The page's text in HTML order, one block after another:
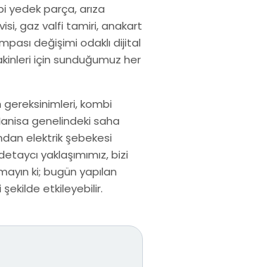
yedek parça, arıza
gaz valfi tamiri, anakart
değişimi odaklı dijital
için sunduğumuz her
gereksinimleri, kombi
genelindeki saha
elektrik şebekesi
yaklaşımımız, bizi
ki; bugün yapılan
etkileyebilir.